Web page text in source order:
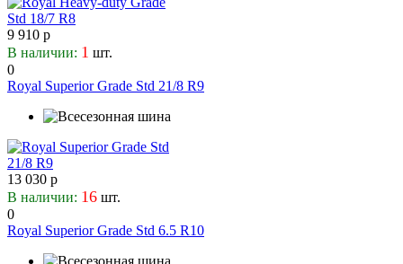
9 910 р
В наличии: 1 шт.
0
Royal Superior Grade Std 21/8 R9
13 030 р
В наличии: 16 шт.
0
Royal Superior Grade Std 6.5 R10